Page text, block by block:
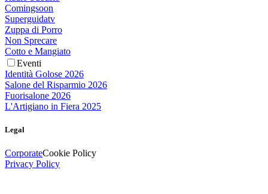
Comingsoon
Superguidatv
Zuppa di Porro
Non Sprecare
Cotto e Mangiato
Eventi
Identità Golose 2026
Salone del Risparmio 2026
Fuorisalone 2026
L'Artigiano in Fiera 2025
Legal
CorporateCookie Policy
Privacy Policy